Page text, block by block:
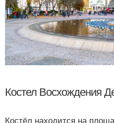
Костел Восхождения
Костёл находится на